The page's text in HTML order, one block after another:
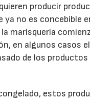
producir
ya no es concebible
marisquería
en algunos casos el
de los productos
estos